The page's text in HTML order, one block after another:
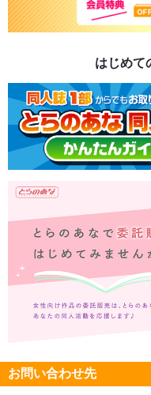
はじめて
お問い合わせ先